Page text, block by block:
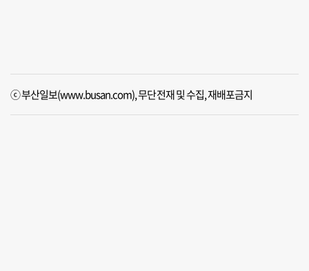
ⓒ 부산일보(www.busan.com), 무단전재 및 수집, 재배포금지